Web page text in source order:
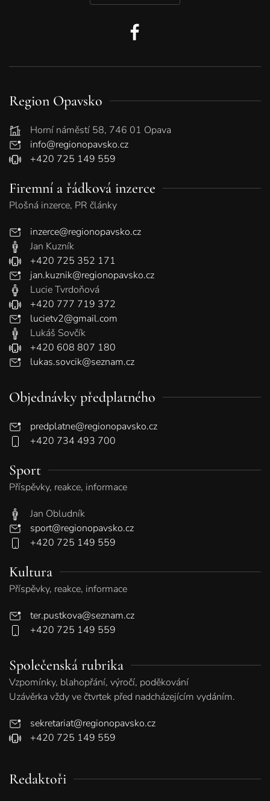
Region Opavsko
Horní náměstí 58, 746 01 Opava
info@regionopavsko.cz
+420 725 149 559
Firemní a řádková inzerce
Plošná inzerce, PR články
inzerce@regionopavsko.cz
Jan Kuzník
+420 725 352 171
jan.kuznik@regionopavsko.cz
Lucie Tvrdoňová
+420 777 719 372
lucietv2@gmail.com
Lukáš Sovčík
+420 608 807 180
lukas.sovcik@seznam.cz
Objednávky předplatného
predplatne@regionopavsko.cz
+420 734 493 700
Sport
Příspěvky, reakce, informace
Jan Obludník
sport@regionopavsko.cz
+420 725 149 559
Kultura
Příspěvky, reakce, informace
ter.pustkova@seznam.cz
+420 725 149 559
Společenská rubrika
Vzpomínky, blahopřání, výročí, poděkování
Uzávěrka vždy ve čtvrtek před nadcházejícím vydáním.
sekretariat@regionopavsko.cz
+420 725 149 559
Redaktoři